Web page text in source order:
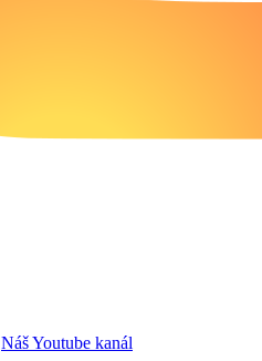
Náš Youtube kanál